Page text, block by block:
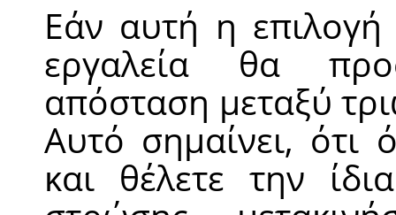
Εάν αυτή η επιλογή
εργαλεία θα
απόσταση μεταξύ
Αυτό σημαίνει, ότι
και θέλετε την